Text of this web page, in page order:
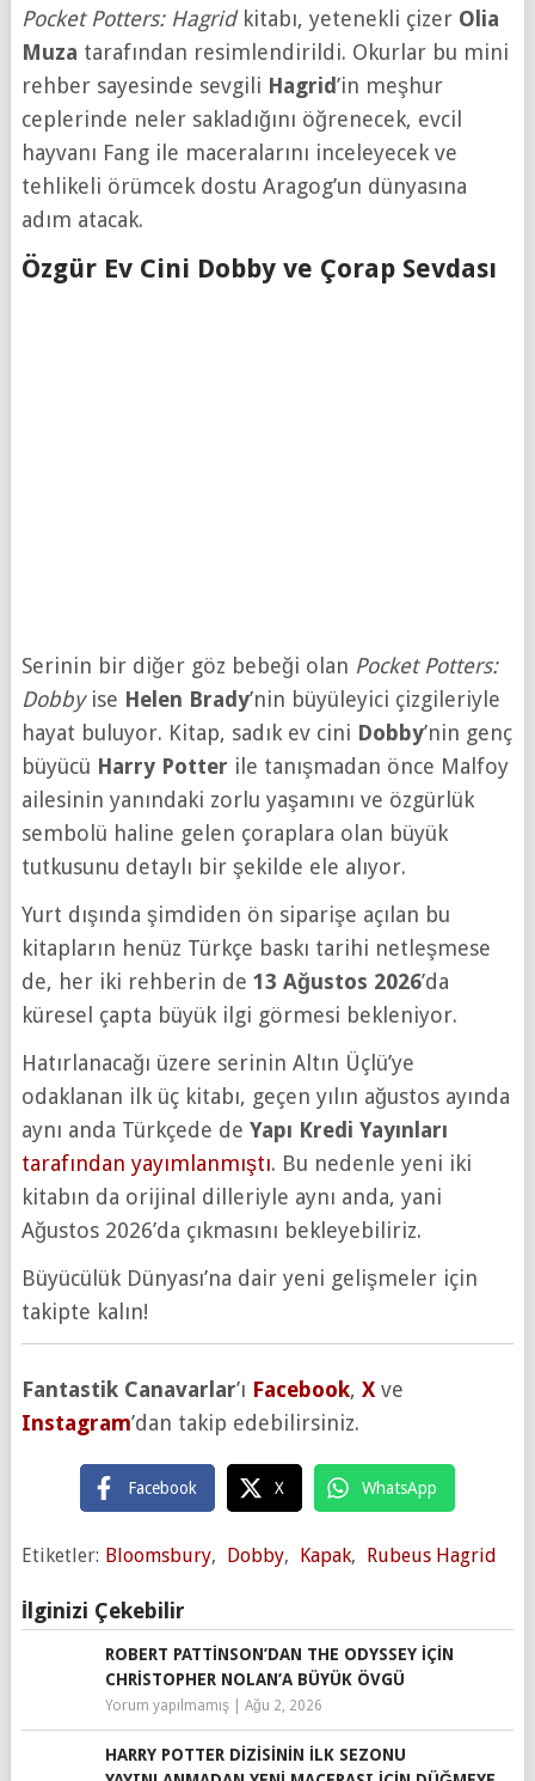
Pocket Potters: Hagridkitabı, yetenekli çizer Olia
Muza tarafından resimlendirildi. Okurlar bu mini
rehber sayesinde sevgili Hagrid’in meşhur
ceplerinde neler sakladığını öğrenecek, evcil
hayvanı Fang ile maceralarını inceleyecek ve
tehlikeli örümcek dostu Aragog’un dünyasına
adım atacak.
Özgür Ev Cini Dobby ve Çorap Sevdası
Serinin bir diğer göz bebeği olan Pocket Potters:
Dobbyise Helen Brady’nin büyüleyici çizgileriyle
hayat buluyor. Kitap, sadık ev cini Dobby’nin genç
büyücü Harry Potter ile tanışmadan önce Malfoy
ailesinin yanındaki zorlu yaşamını ve özgürlük
sembolü haline gelen çoraplara olan büyük
tutkusunu detaylı bir şekilde ele alıyor.
Yurt dışında şimdiden ön siparişe açılan bu
kitapların henüz Türkçe baskı tarihi netleşmese
de, her iki rehberin de 13 Ağustos 2026’da
küresel çapta büyük ilgi görmesi bekleniyor.
Hatırlanacağı üzere serinin Altın Üçlü’ye
odaklanan ilk üç kitabı, geçen yılın ağustos ayında
aynı anda Türkçede de Yapı Kredi Yayınları
tarafından yayımlanmıştı. Bu nedenle yeni iki
kitabın da orijinal dilleriyle aynı anda, yani
Ağustos 2026’da çıkmasını bekleyebiliriz.
Büyücülük Dünyası’na dair yeni gelişmeler için
takipte kalın!
Fantastik Canavarlar’ı Facebook, Xve
Instagram’dan takip edebilirsiniz.
Facebook X WhatsApp
Etiketler: Bloomsbury, Dobby, Kapak, Rubeus Hagrid
İlginizi Çekebilir
ROBERT PATTINSON’DAN THE ODYSSEY IÇIN
CHRISTOPHER NOLAN’A BÜYÜK ÖVGÜ
Yorum yapılmamış| Ağu 2, 2026
HARRY POTTER DIZISININ İLK SEZONU